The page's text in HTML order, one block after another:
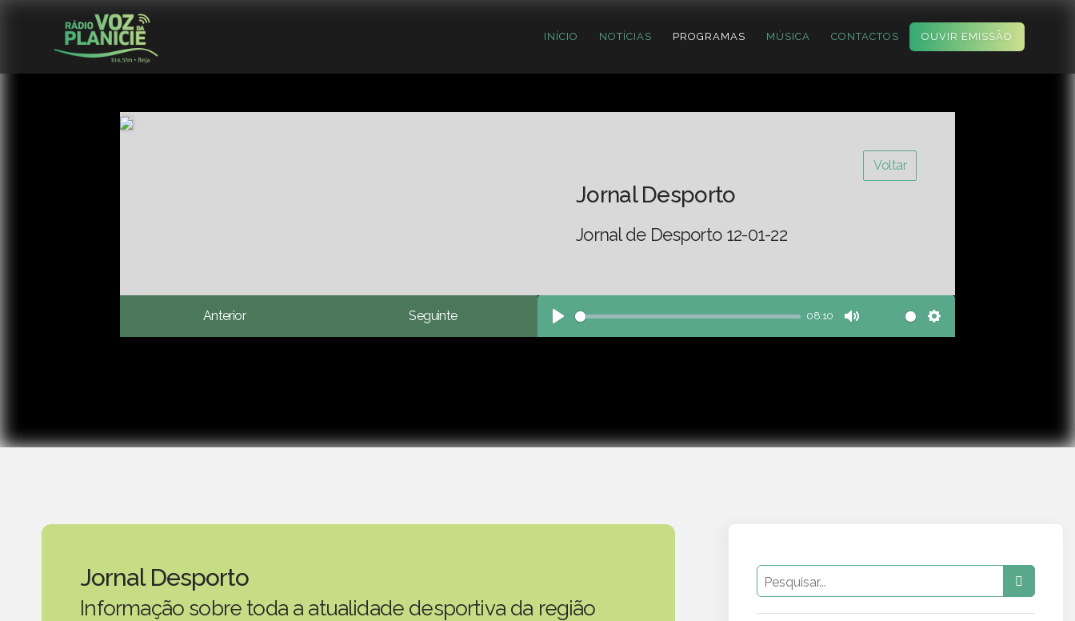
INÍCIO NOTÍCIAS PROGRAMAS MÚSICA CONTACTOS OUVIR EMISSÃO
Voltar
Jornal Desporto
Jornal de Desporto 12-01-22
Anterior Seguinte
Play
08:10
Mute Settings
Jornal Desporto
Informação sobre toda a atualidade desportiva da região